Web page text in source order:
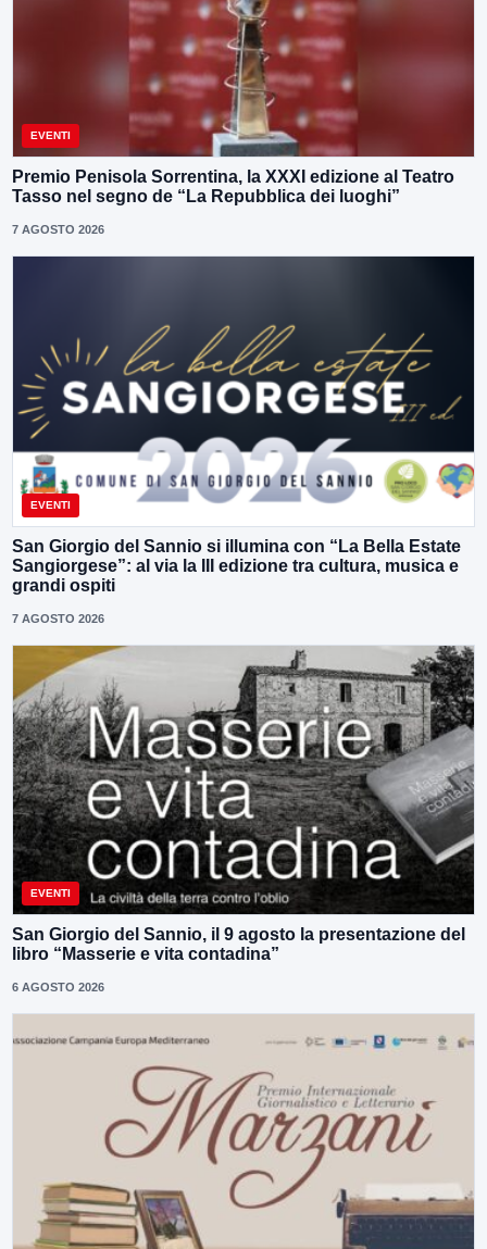
EVENTI
Premio Penisola Sorrentina, la XXXI edizione al Teatro
Tasso nel segno de “La Repubblica dei luoghi”
7 AGOSTO 2026
EVENTI
San Giorgio del Sannio si illumina con “La Bella Estate
Sangiorgese”: al via la III edizione tra cultura, musica e
grandi ospiti
7 AGOSTO 2026
EVENTI
San Giorgio del Sannio, il 9 agosto la presentazione del
libro “Masserie e vita contadina”
6 AGOSTO 2026